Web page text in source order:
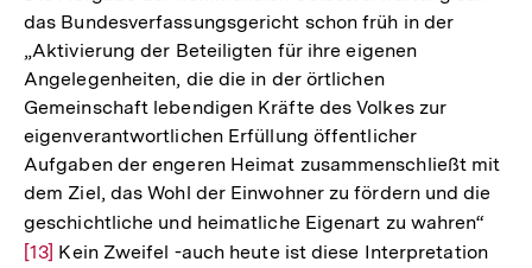
das Bundesverfassungsgericht schon früh in der
„Aktivierung der Beteiligten für ihre eigenen
Angelegenheiten, die die in der örtlichen
Gemeinschaft lebendigen Kräfte des Volkes zur
eigenverantwortlichen Erfüllung öffentlicher
Aufgaben der engeren Heimat zusammenschließt mit
dem Ziel, das Wohl der Einwohner zu fördern und die
geschichtliche und heimatliche Eigenart zu wahren“
[13] Kein Zweifel -auch heute ist diese Interpretation